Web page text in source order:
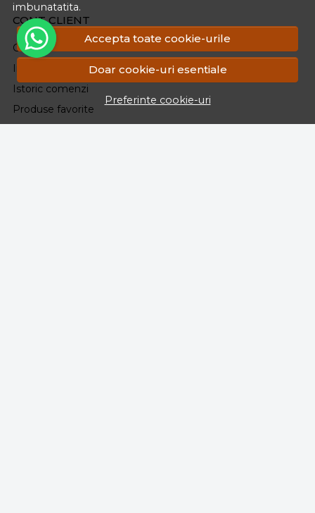
imbunatatita.
Accepta toate cookie-urile
Doar cookie-uri esentiale
Preferinte cookie-uri
CONT CLIENT
Contul meu
Inregistrare
Istoric comenzi
Produse favorite